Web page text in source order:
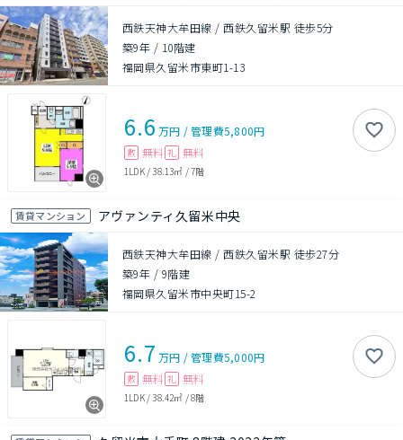
西鉄天神大牟田線 / 西鉄久留米駅 徒歩5分
築9年 / 10階建
福岡県久留米市東町1-13
6.6 万円 /管理費5,800円
敷 無料 礼 無料
1LDK/38.13㎡ /7階
賃貸マンション アヴァンティ久留米中央
西鉄天神大牟田線 / 西鉄久留米駅 徒歩27分
築9年 / 9階建
福岡県久留米市中央町15-2
6.7 万円 /管理費5,000円
敷 無料 礼 無料
1LDK/38.42㎡ /8階